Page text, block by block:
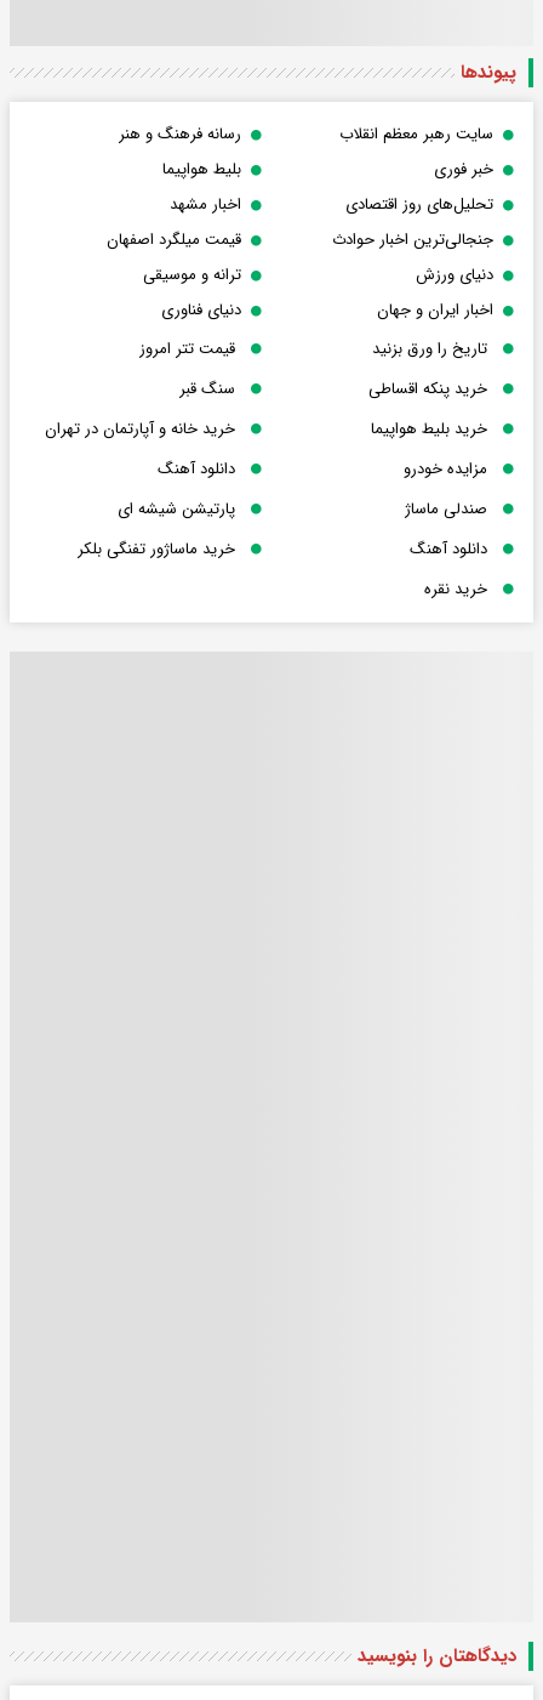
پیوندها
سایت رهبر معظم انقلاب
رسانه فرهنگ و هنر
خبر فوری
بلیط هواپیما
تحلیل‌های روز اقتصادی
اخبار مشهد
جنجالی‌ترین اخبار حوادث
قیمت میلگرد اصفهان
دنیای ورزش
ترانه و موسیقی
اخبار ایران و جهان
دنیای فناوری
تاریخ را ورق بزنید
قیمت تتر امروز
خرید پنکه اقساطی
سنگ قبر
خرید بلیط هواپیما
خرید خانه و آپارتمان در تهران
مزایده خودرو
دانلود آهنگ
صندلی ماساژ
پارتیشن شیشه ای
دانلود آهنگ
خرید ماساژور تفنگی بلکر
خرید نقره
دیدگاهتان را بنویسید